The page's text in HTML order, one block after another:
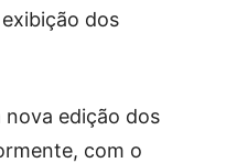
dos
nova edição dos
com o